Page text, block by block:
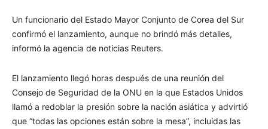
Un funcionario del Estado Mayor Conjunto de Corea del Sur
confirmó el lanzamiento, aunque no brindó más detalles,
informó la agencia de noticias Reuters.
El lanzamiento llegó horas después de una reunión del
Consejo de Seguridad de la ONU en la que Estados Unidos
llamó a redoblar la presión sobre la nación asiática y advirtió
que “todas las opciones están sobre la mesa”, incluidas las